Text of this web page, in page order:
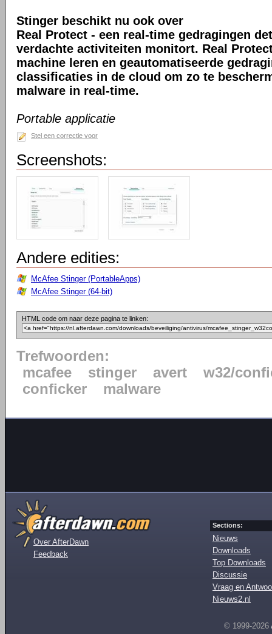
Stinger beschikt nu ook over
Real Protect - een real-time gedragingen
verdachte activiteiten monitort. Real
machine leren en geautomatiseerde
classificaties in de cloud om zo te
malware in real-time.
Portable applicatie
Stel een correctie voor
Screenshots:
Andere edities:
McAfee Stinger (PortableApps)
McAfee Stinger (64-bit)
HTML code om naar deze pagina te linken:
Trefwoorden:
mcafee
stinger avert
w32/
conficker
malware
Over AfterDawn
Feedback
Sections:
Nieuws
Downloads
Top Downloads
Discussie
Vraag en
Nieuws2.nl
© 1999-2026